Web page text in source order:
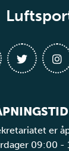
er
09:00 -